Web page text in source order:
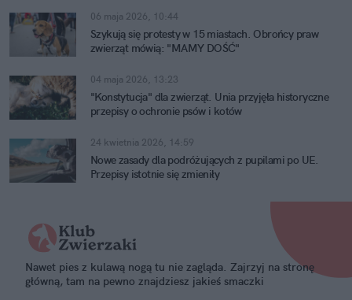
06 maja 2026, 10:44
Szykują się protesty w 15 miastach. Obrońcy praw
zwierząt mówią: "MAMY DOŚĆ"
04 maja 2026, 13:23
"Konstytucja" dla zwierząt. Unia przyjęła historyczne
przepisy o ochronie psów i kotów
24 kwietnia 2026, 14:59
Nowe zasady dla podróżujących z pupilami po UE.
Przepisy istotnie się zmieniły
Nawet pies z kulawą nogą tu nie zagląda. Zajrzyj na stronę
główną, tam na pewno znajdziesz jakieś smaczki